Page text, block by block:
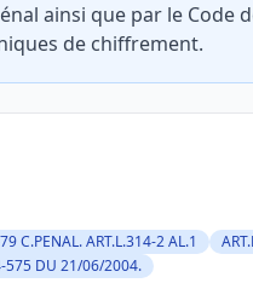
ainsi que par le
de chiffrement.
C.PENAL. ART.L.314-2 AL.1
575 DU 21/06/2004.